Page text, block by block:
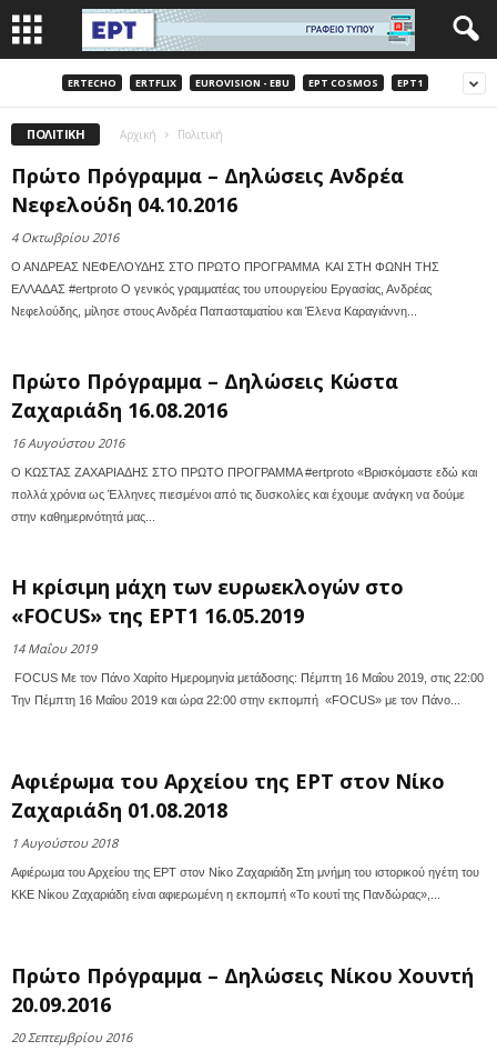
ERTECHO ERTFLIX EUROVISION - EBU EΡΤ COSMOS EΡΤ1
ΠΟΛΙΤΙΚΉ Αρχική Πολιτική
Πρώτο Πρόγραμμα – Δηλώσεις Ανδρέα
Νεφελούδη 04.10.2016
4 Οκτωβρίου 2016
Ο ΑΝΔΡΕΑΣ ΝΕΦΕΛΟΥΔΗΣ ΣΤΟ ΠΡΩΤO ΠΡΟΓΡΑΜΜΑ ΚΑΙ ΣΤΗ ΦΩΝΗ ΤΗΣ
ΕΛΛΑΔΑΣ #ertproto Ο γενικός γραμματέας του υπουργείου Εργασίας, Ανδρέας
Νεφελούδης, μίλησε στους Ανδρέα Παπασταματίου και Έλενα Καραγιάννη...
Πρώτο Πρόγραμμα – Δηλώσεις Κώστα
Ζαχαριάδη 16.08.2016
16 Αυγούστου 2016
O ΚΩΣΤΑΣ ΖΑΧΑΡΙΑΔΗΣ ΣΤΟ ΠΡΩΤO ΠΡΟΓΡΑΜΜΑ #ertproto «Βρισκόμαστε εδώ και
πολλά χρόνια ως Έλληνες πιεσμένοι από τις δυσκολίες και έχουμε ανάγκη να δούμε
στην καθημερινότητά μας...
Η κρίσιμη μάχη των ευρωεκλογών στο
«FOCUS» της ΕΡΤ1 16.05.2019
14 Μαΐου 2019
FOCUS Με τον Πάνο Χαρίτο Ημερομηνία μετάδοσης: Πέμπτη 16 Μαΐου 2019, στις 22:00
Την Πέμπτη 16 Μαΐου 2019 και ώρα 22:00 στην εκπομπή «FOCUS» με τον Πάνο...
Αφιέρωμα του Αρχείου της ΕΡΤ στον Νίκο
Ζαχαριάδη 01.08.2018
1 Αυγούστου 2018
Αφιέρωμα του Αρχείου της ΕΡΤ στον Νίκο Ζαχαριάδη Στη μνήμη του ιστορικού ηγέτη του
ΚΚΕ Νίκου Ζαχαριάδη είναι αφιερωμένη η εκπομπή «Το κουτί της Πανδώρας»,...
Πρώτο Πρόγραμμα – Δηλώσεις Νίκου Χουντή
20.09.2016
20 Σεπτεμβρίου 2016